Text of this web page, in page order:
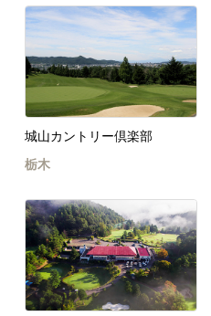
城山カントリー倶楽部
栃木